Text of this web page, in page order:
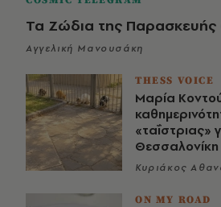
Τα Ζώδια της Παρασκευής
Αγγελική Μανουσάκη
THESS VOICE
Μαρία
«ταΐστριας»
Θεσσαλονίκη
Κυριάκος
ON MY ROAD